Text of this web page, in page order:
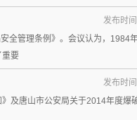
全管理条例》。会议认为，1984
重要
发布时
及唐山市公安局关于2014年度爆
发布时